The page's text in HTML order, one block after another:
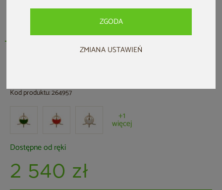
ZGODA
ZMIANA USTAWIEŃ
Kod produktu: 264957
+1
więcej
Dostępne od ręki
2 540 zł